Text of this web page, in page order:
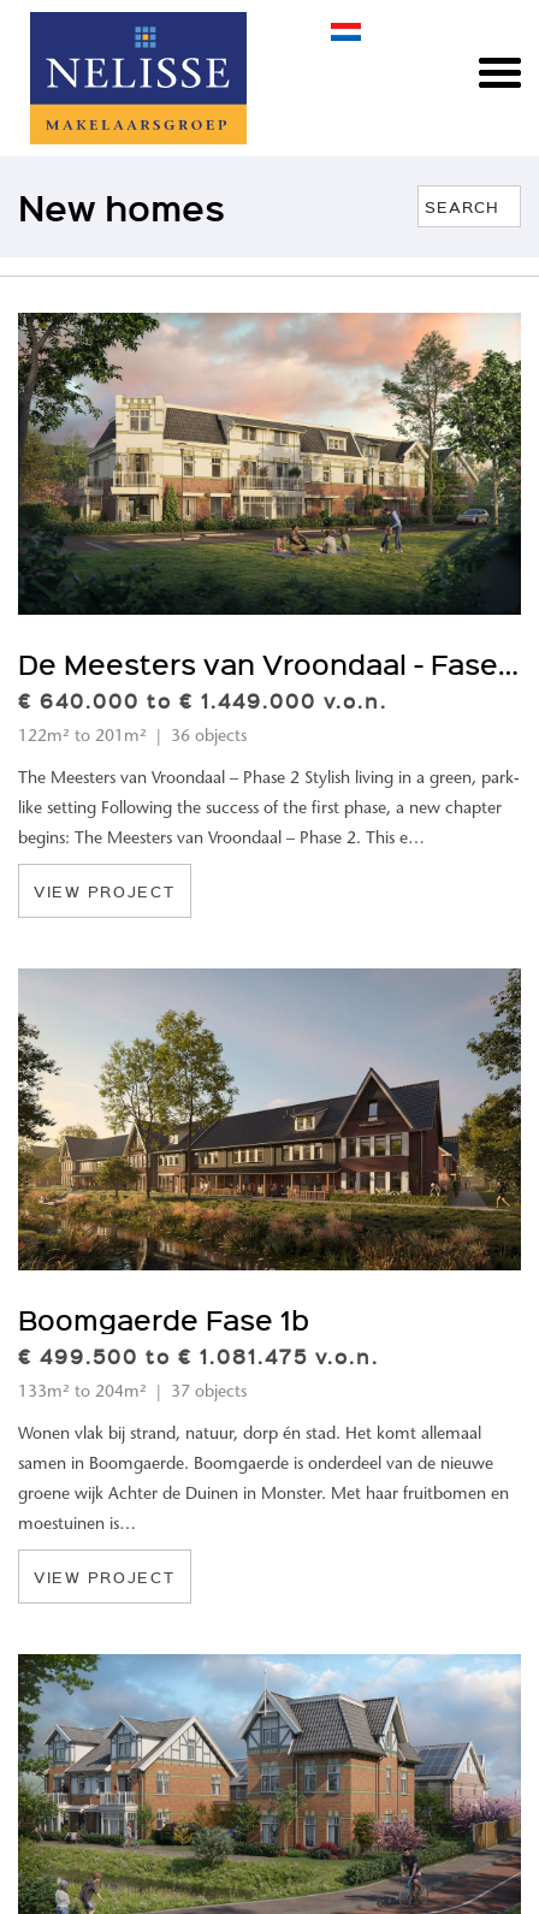
New homes SEARCH
Sales
Price max
No maximum
City
De Meesters van Vroondaal - Fase 2 te 'S-Gravenhage
€ 640.000 to € 1.449.000 v.o.n.
122m² to 201m² | 36 objects
The Meesters van Vroondaal – Phase 2 Stylish living in a green, park-
like setting Following the success of the first phase, a new chapter
begins: The Meesters van Vroondaal – Phase 2. This e…
VIEW PROJECT
Boomgaerde Fase 1b
€ 499.500 to € 1.081.475 v.o.n.
133m² to 204m² | 37 objects
Wonen vlak bij strand, natuur, dorp én stad. Het komt allemaal
samen in Boomgaerde. Boomgaerde is onderdeel van de nieuwe
groene wijk Achter de Duinen in Monster. Met haar fruitbomen en
moestuinen is…
VIEW PROJECT